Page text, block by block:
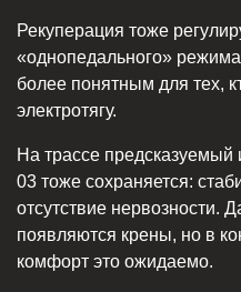
Рекуперация тоже
«однопедального»
более понятным для тех,
электротягу.
На трассе предсказуемый
03 тоже сохраняется:
отсутствие нервозности.
появляются крены, но в
комфорт это ожидаемо.